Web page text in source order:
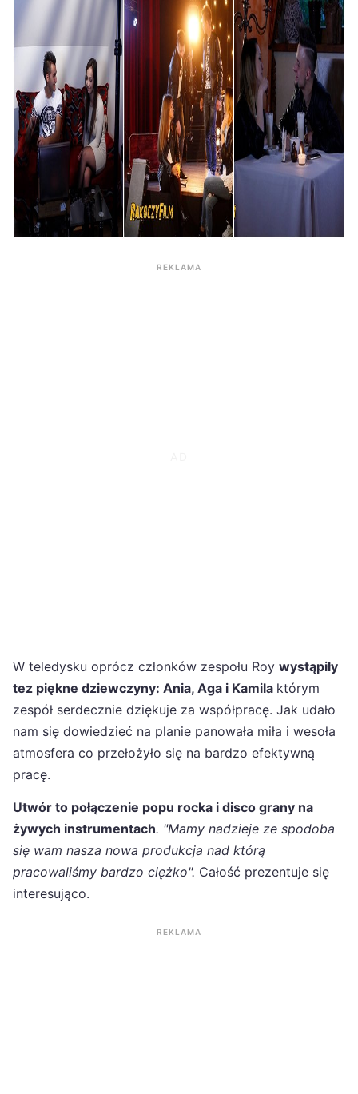
REKLAMA
W teledysku oprócz członków zespołu Roy wystąpiły
tez piękne dziewczyny: Ania, Aga i Kamila którym
zespół serdecznie dziękuje za współpracę. Jak udało
nam się dowiedzieć na planie panowała miła i wesoła
atmosfera co przełożyło się na bardzo efektywną
pracę.
Utwór to połączenie popu rocka i disco grany na
żywych instrumentach. "Mamy nadzieje ze spodoba
się wam nasza nowa produkcja nad którą
pracowaliśmy bardzo ciężko". Całość prezentuje się
interesująco.
REKLAMA